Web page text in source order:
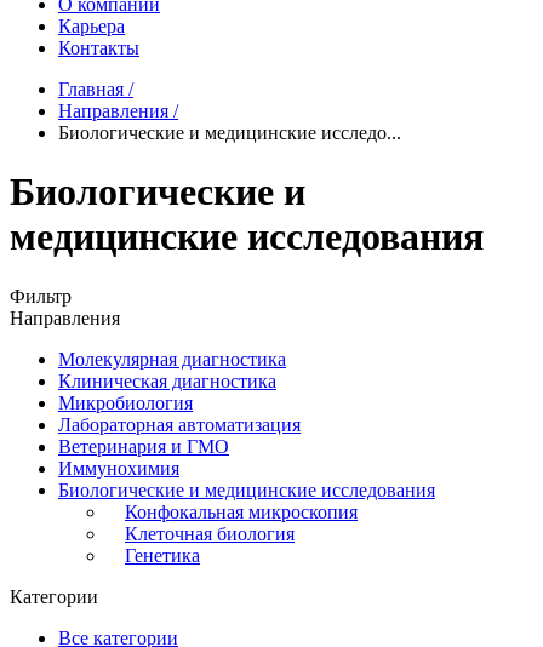
О компании
Карьера
Контакты
Главная /
Направления /
Биологические и медицинские исследо...
Биологические и
медицинские исследования
Фильтр
Направления
Молекулярная диагностика
Клиническая диагностика
Микробиология
Лабораторная автоматизация
Ветеринария и ГМО
Иммунохимия
Биологические и медицинские исследования
Конфокальная микроскопия
Клеточная биология
Генетика
Категории
Все категории